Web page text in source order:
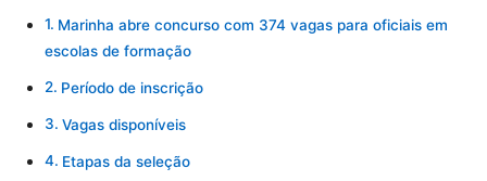
Marinha abre concurso com 374 vagas para oficiais em
escolas de formação
Período de inscrição
Vagas disponíveis
Etapas da seleção